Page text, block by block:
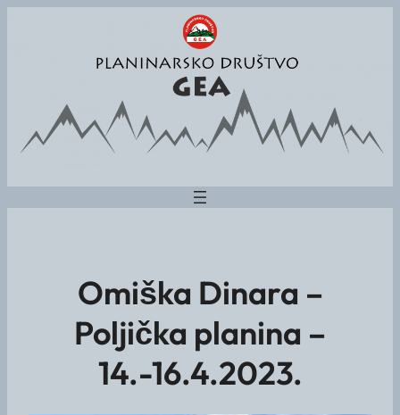
Omiška Dinara –
Poljička planina –
14.-16.4.2023.